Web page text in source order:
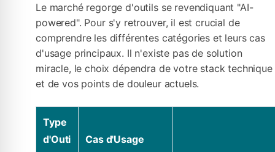
Le marché regorge d'outils se revendiquant "AI-
powered". Pour s'y retrouver, il est crucial de
comprendre les différentes catégories et leurs cas
d'usage principaux. Il n'existe pas de solution
miracle, le choix dépendra de votre stack technique
et de vos points de douleur actuels.
Type
d'Outi
Cas d'Usage